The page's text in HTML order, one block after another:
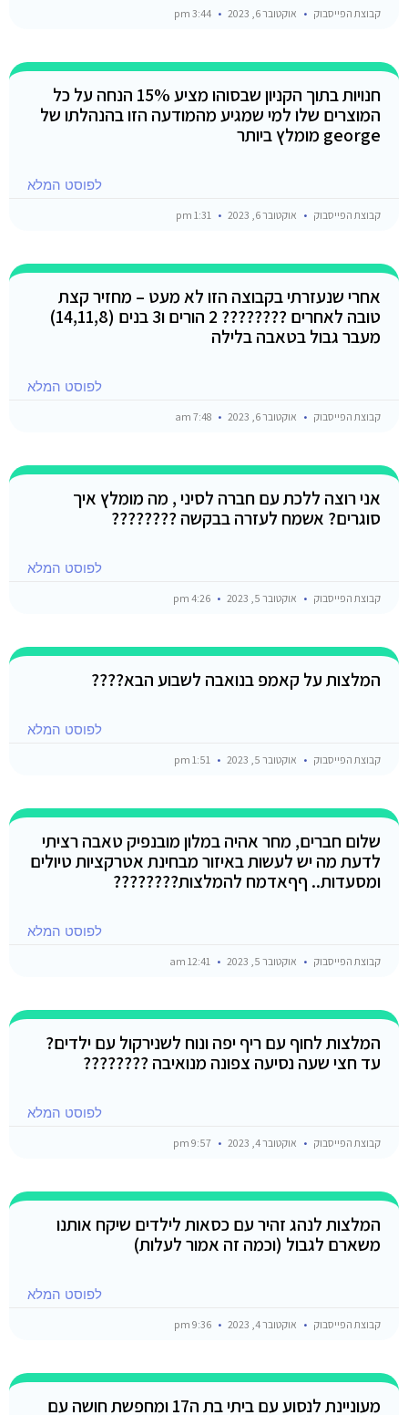
קבוצת הפייסבוק אוקטובר 6, 2023
חנויות בתוך הקניון שבסוהו מציע 15% הנחה על כל
המוצרים שלו למי שמגיע מהמודעה הזו בהנהלתו של
george מומלץ ביותר
לפוסט המלא
קבוצת הפייסבוק אוקטובר 6, 2023
אחרי שנעזרתי בקבוצה הזו לא מעט – מחזיר קצת
טובה לאחרים ???????? 2 הורים ו3 בנים (14,11,8)
מעבר גבול בטאבה בלילה
לפוסט המלא
קבוצת הפייסבוק אוקטובר 6, 2023
אני רוצה ללכת עם חברה לסיני , מה מומלץ איך
סוגרים? אשמח לעזרה בבקשה ????????
לפוסט המלא
קבוצת הפייסבוק אוקטובר 5, 2023
המלצות על קאמפ בנואבה לשבוע הבא????
לפוסט המלא
קבוצת הפייסבוק אוקטובר 5, 2023
שלום חברים, מחר אהיה במלון מובנפיק טאבה רציתי
לדעת מה יש לעשות באיזור מבחינת אטרקציות טיולים
ומסעדות.. ףףאדמח להמלצות????????
לפוסט המלא
קבוצת הפייסבוק אוקטובר 5, 2023
המלצות לחוף עם ריף יפה ונוח לשנירקול עם ילדים?
עד חצי שעה נסיעה צפונה מנואיבה ????????
לפוסט המלא
קבוצת הפייסבוק אוקטובר 4, 2023
המלצות לנהג זהיר עם כסאות לילדים שיקח אותנו
משארם לגבול (וכמה זה אמור לעלות)
לפוסט המלא
קבוצת הפייסבוק אוקטובר 4, 2023
מעוניינת לנסוע עם ביתי בת ה17 ומחפשת חושה עם